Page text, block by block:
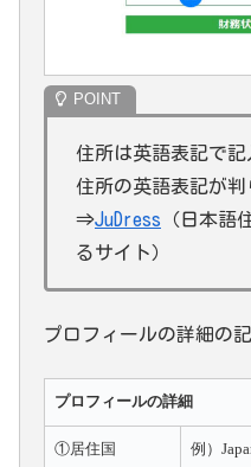
住所は英語表記で記
住所の英語表記が判
⇒JuDress （日本語
るサイト）
プロフィールの詳細の
プロフィールの詳細
①居住国 例）